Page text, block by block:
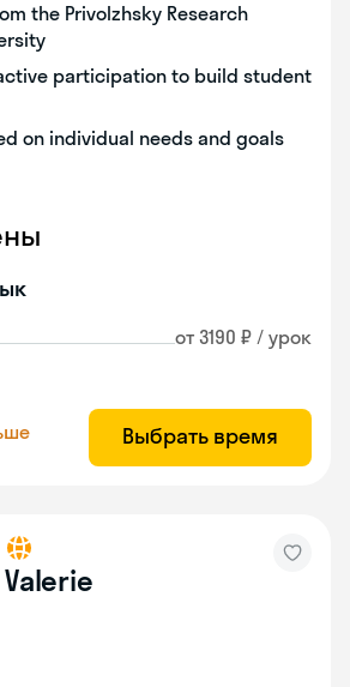
the Privolzhsky Research
participation to build student
on individual needs and goals
от 3190 ₽ / урок
Выбрать время
Valerie